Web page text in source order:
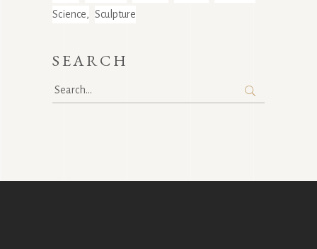
Science
Sculpture
SEARCH
Search
for: